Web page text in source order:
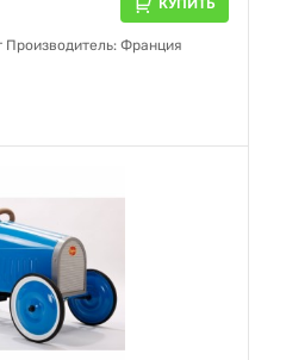
Производитель: Франция